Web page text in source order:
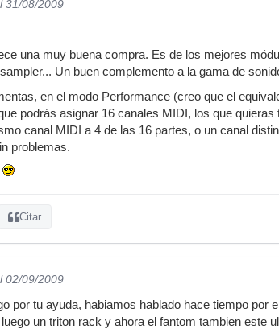
31/08/2009
una muy buena compra. Es de los mejores
Un buen complemento a la gama de
en el modo Performance (creo que el
podrás asignar 16 canales MIDI, los que
canal MIDI a 4 de las 16 partes, o un canal
problemas.
Citar
02/09/2009
por tu ayuda, habiamos hablado hace tiempo por
un triton rack y ahora el fantom tambien este